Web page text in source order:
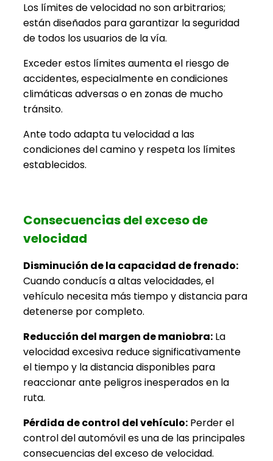
Los límites de velocidad no son arbitrarios;
están diseñados para garantizar la seguridad
de todos los usuarios de la vía.
Exceder estos límites aumenta el riesgo de
accidentes, especialmente en condiciones
climáticas adversas o en zonas de mucho
tránsito.
Ante todo adapta tu velocidad a las
condiciones del camino y respeta los límites
establecidos.
Consecuencias del exceso de
velocidad
Disminución de la capacidad de frenado:
Cuando conducís a altas velocidades, el
vehículo necesita más tiempo y distancia para
detenerse por completo.
Reducción del margen de maniobra: La
velocidad excesiva reduce significativamente
el tiempo y la distancia disponibles para
reaccionar ante peligros inesperados en la
ruta.
Pérdida de control del vehículo: Perder el
control del automóvil es una de las principales
consecuencias del exceso de velocidad.